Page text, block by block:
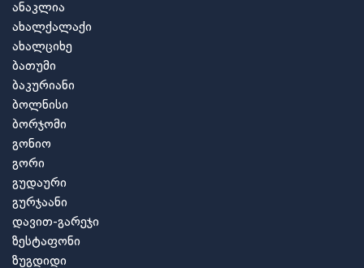
ანაკლია
ახალქალაქი
ახალციხე
ბათუმი
ბაკურიანი
ბოლნისი
ბორჯომი
გონიო
გორი
გუდაური
გურჯაანი
დავით-გარეჯი
ზესტაფონი
ზუგდიდი